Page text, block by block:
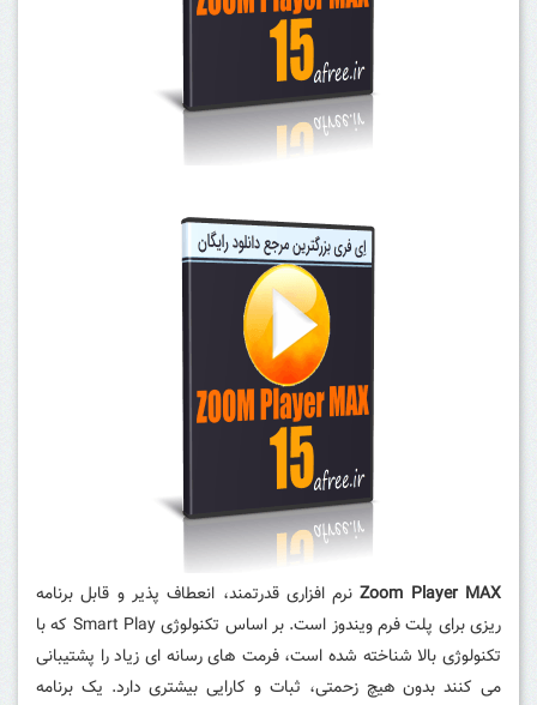
Zoom Player MAXنرم افزاری قدرتمند، انعطاف پذیر و قابل برنامه
ریزی برای پلت فرم ویندوز است. بر اساس تکنولوژی Smart Play که با
تکنولوژی بالا شناخته شده است، فرمت های رسانه ای زیاد را پشتیبانی
می کنند بدون هیچ زحمتی، ثبات و کارایی بیشتری دارد. یک برنامه